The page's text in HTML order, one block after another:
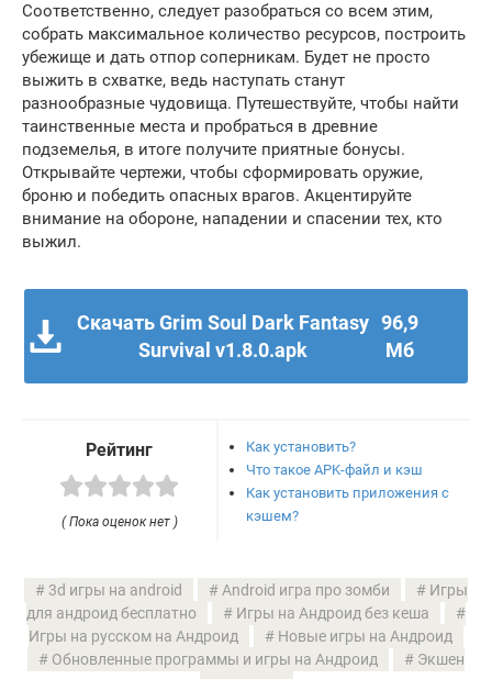
Соответственно, следует разобраться со всем этим,
собрать максимальное количество ресурсов, построить
убежище и дать отпор соперникам. Будет не просто
выжить в схватке, ведь наступать станут
разнообразные чудовища. Путешествуйте, чтобы найти
таинственные места и пробраться в древние
подземелья, в итоге получите приятные бонусы.
Открывайте чертежи, чтобы сформировать оружие,
броню и победить опасных врагов. Акцентируйте
внимание на обороне, нападении и спасении тех, кто
выжил.
Скачать Grim Soul Dark Fantasy
Survival v1.8.0.apk
96,9
Мб
Рейтинг
( Пока оценок нет )
Как установить?
Что такое APK-файл и кэш
Как установить приложения с
кэшем?
3d игры на android Android игра про зомби
Игры
для андроид бесплатно
Игры на Андроид без кеша
Игры на русском на Андроид
Новые игры на Андроид
Обновленные программы и игры на Андроид
Экшен